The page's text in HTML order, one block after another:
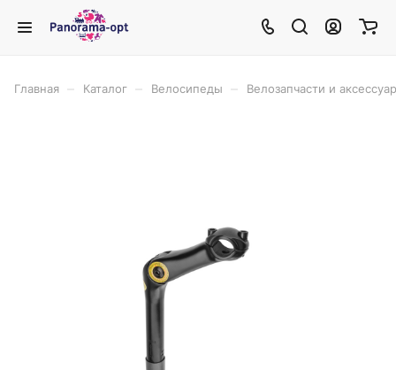
Главная Каталог Велосипеды Велозапчасти и